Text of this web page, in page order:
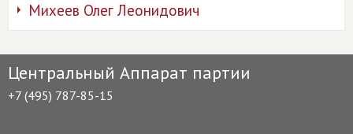
Михеев Олег Леонидович
Центральный Аппарат партии
+7 (495) 787-85-15